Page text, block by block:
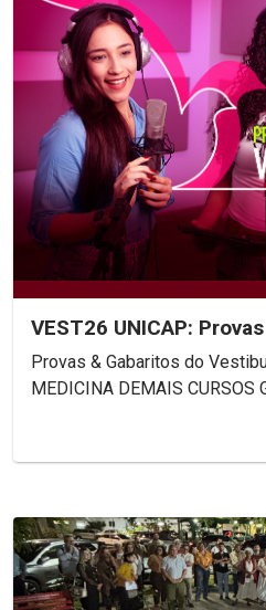
VEST26 UNICAP:
Provas & Gabaritos do Vestibular